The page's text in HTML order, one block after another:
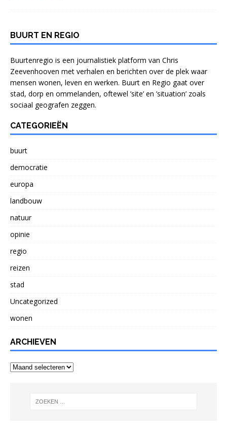
BUURT EN REGIO
Buurtenregio is een journalistiek platform van Chris
Zeevenhooven met verhalen en berichten over de plek waar
mensen wonen, leven en werken. Buurt en Regio gaat over
stad, dorp en ommelanden, oftewel ’site’ en ’situation’ zoals
sociaal geografen zeggen.
CATEGORIEËN
buurt
democratie
europa
landbouw
natuur
opinie
regio
reizen
stad
Uncategorized
wonen
ARCHIEVEN
Archieven